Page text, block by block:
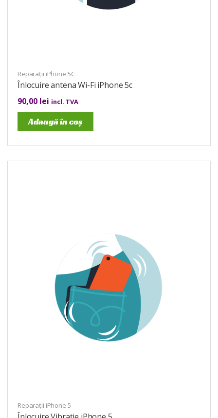
Reparații iPhone 5C
Înlocuire antena Wi-Fi iPhone 5c
90,00 lei incl. TVA
Adaugă în coș
Reparații iPhone 5